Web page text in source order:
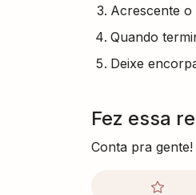
Acrescente o
Quando
Deixe
Fez essa
Conta pra